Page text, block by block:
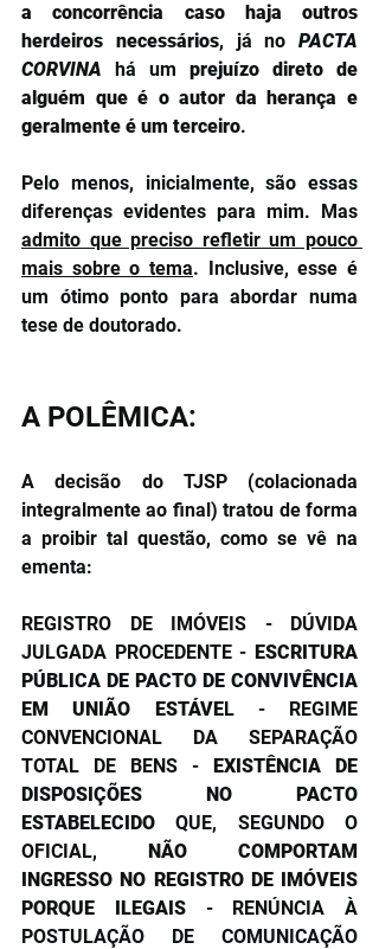
a concorrência caso haja outros
herdeiros necessários, já no PACTA
CORVINA
há um prejuízo direto de
alguém que é o autor da herança e
geralmente é um terceiro.
Pelo menos, inicialmente, são essas
admito que preciso refletir um pouco
mais sobre o tema. Inclusive, esse é
um ótimo ponto para abordar numa
tese de doutorado.
A POLÊMICA:
A decisão do TJSP (colacionada
integralmente ao final) tratou de forma
a proibir tal questão, como se vê na
ementa:
REGISTRO DE IMÓVEIS - DÚVIDA
JULGADA PROCEDENTE - ESCRITURA
PÚBLICA DE PACTO DE CONVIVÊNCIA
EM UNIÃO ESTÁVEL - REGIME
CONVENCIONAL DA SEPARAÇÃO
TOTAL DE BENS - EXISTÊNCIA DE
DISPOSIÇÕES NO PACTO
ESTABELECIDO QUE, SEGUNDO O
OFICIAL, NÃO COMPORTAM
INGRESSO NO REGISTRO DE IMÓVEIS
PORQUE ILEGAIS - RENÚNCIA À
POSTULAÇÃO DE COMUNICAÇÃO